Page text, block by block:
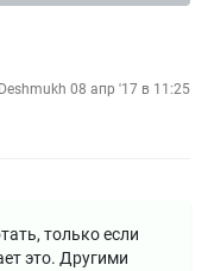
08 апр '17 в 11:25
только если
это. Другими